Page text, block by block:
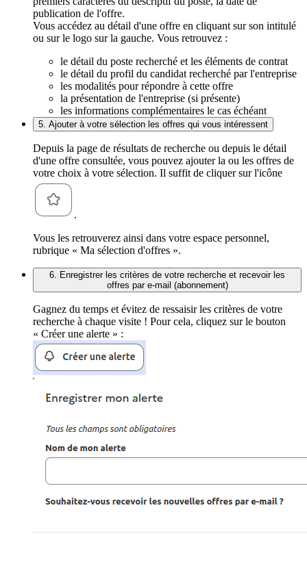
publication de l'offre.
Vous accédez au détail d'une offre en cliquant sur son intitulé
ou sur le logo sur la gauche. Vous retrouvez :
le détail du poste recherché et les éléments de contrat
le détail du profil du candidat recherché par l'entreprise
les modalités pour répondre à cette offre
la présentation de l'entreprise (si présente)
les informations complémentaires le cas échéant
5. Ajouter à votre sélection les offres qui vous intéressent
Depuis la page de résultats de recherche ou depuis le détail
d'une offre consultée, vous pouvez ajouter la ou les offres de
votre choix à votre sélection. Il suffit de cliquer sur l'icône
.
Vous les retrouverez ainsi dans votre espace personnel,
rubrique « Ma sélection d'offres ».
6. Enregistrer les critères de votre recherche et recevoir les
offres par e-mail (abonnement)
Gagnez du temps et évitez de ressaisir les critères de votre
recherche à chaque visite ! Pour cela, cliquez sur le bouton
« Créer une alerte » :